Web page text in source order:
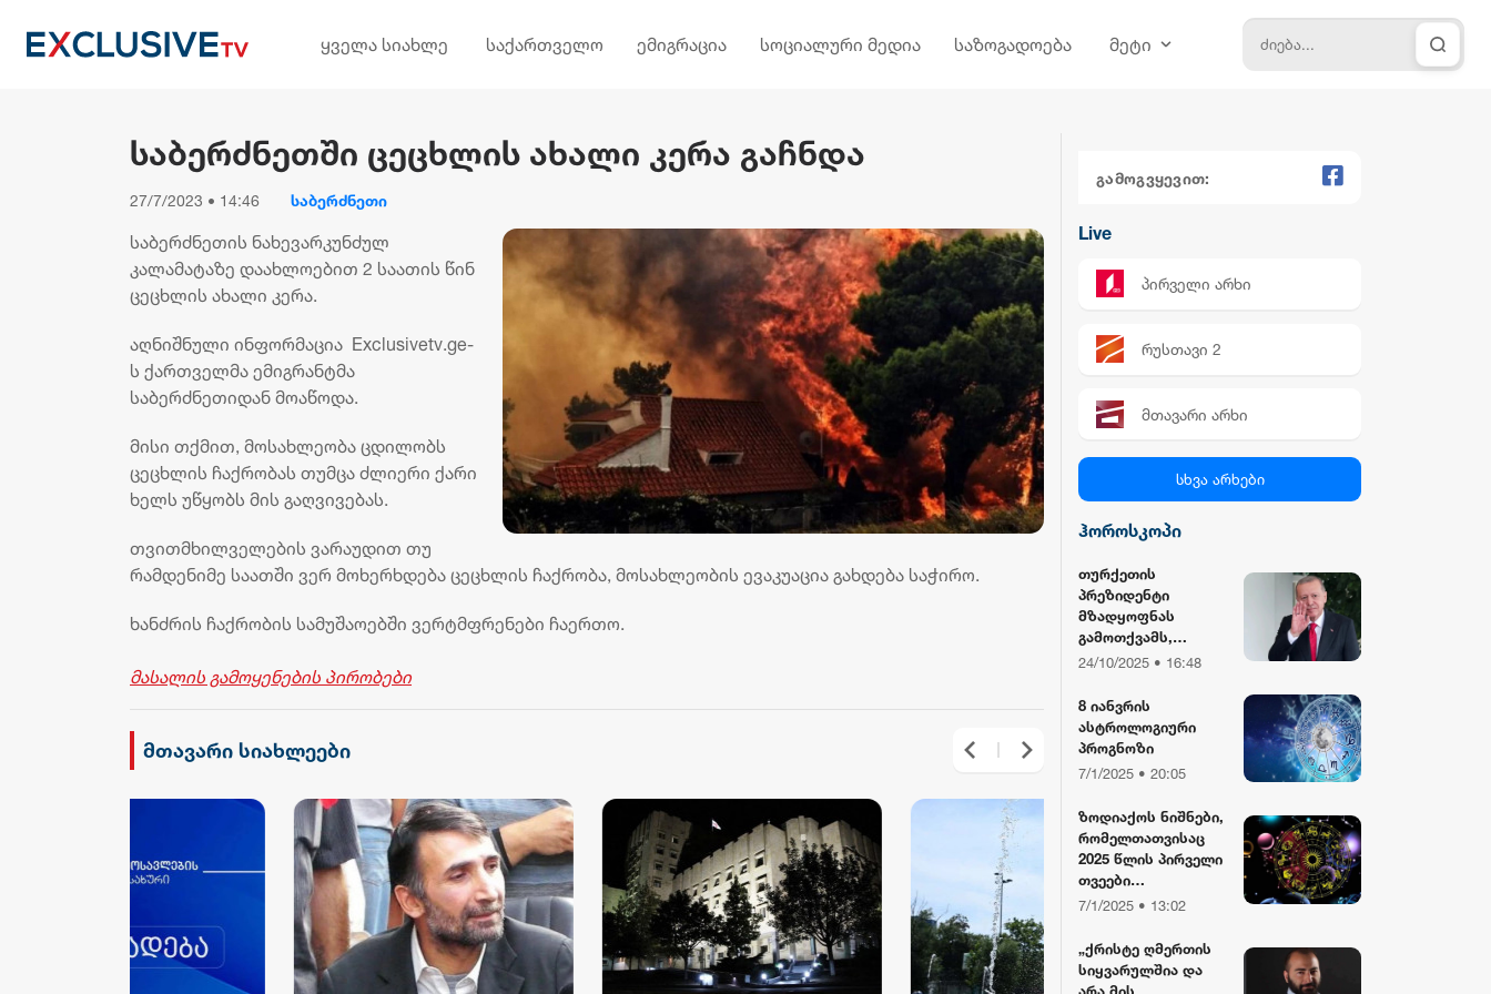
ყველა სიახლე საქართველო ემიგრაცია სოციალური მედია საზოგადოება მეტი
საბერძნეთში ცეცხლის ახალი კერა გაჩნდა
27/7/2023 • 14:46 საბერძნეთი
საბერძნეთის ნახევარკუნძულ
კალამატაზე დაახლოებით 2 საათის წინ
ცეცხლის ახალი კერა.
აღნიშნული ინფორმაცია Exclusivetv.ge-
ს ქართველმა ემიგრანტმა
საბერძნეთიდან მოაწოდა.
მისი თქმით, მოსახლეობა ცდილობს
ცეცხლის ჩაქრობას თუმცა ძლიერი ქარი
ხელს უწყობს მის გაღვივებას.
თვითმხილველების ვარაუდით თუ
რამდენიმე საათში ვერ მოხერხდება ცეცხლის ჩაქრობა, მოსახლეობის ევაკუაცია გახდება საჭირო.
ხანძრის ჩაქრობის სამუშაოებში ვერტმფრენები ჩაერთო.
მასალის გამოყენების პირობები
მთავარი სიახლეები
გამოგვყევით:
Live
პირველი არხი
რუსთავი 2
მთავარი არხი
პალიტრა News
სილქ უნივერსალი
TV პირველი
რიონი
სხვა არხები
ჰოროსკოპი
თურქეთის
პრეზიდენტი
მზადყოფნას
გამოთქვამს,
რუსეთისა და აშშ-
მასპინძლობისთვის
24/10/2025 • 16:48
8 იანვრის
ასტროლოგიური
პროგნოზი
7/1/2025 • 20:05
ზოდიაქოს ნიშნები,
რომელთათვისაც
2025 წლის პირველი
თვეები
განსაკუთრებით
იქნება
7/1/2025 • 13:02
„ქრისტე ღმერთის
სიყვარულშია და